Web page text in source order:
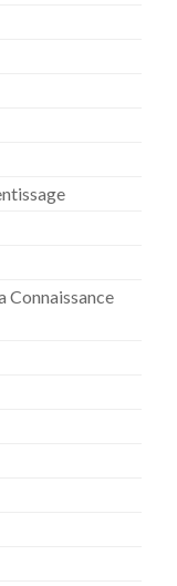
Connaissance